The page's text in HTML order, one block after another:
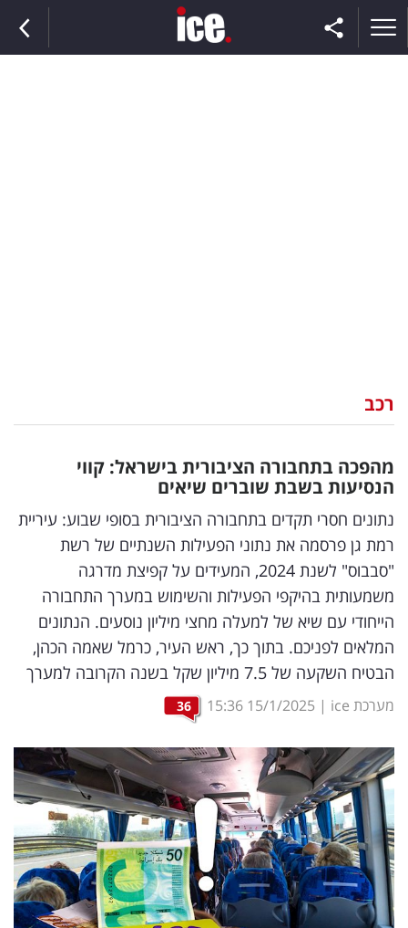
וצרכנות
דיגיטל
וטק
שיווק
ופרסום
משפט
מדדים
ומחקרים
דעות
רכילות
עסקית
קריפטו
ויראלי
רכב
מהפכה בתחבורה הציבורית בישראל: קווי
הנסיעות בשבת שוברים שיאים
נתונים חסרי תקדים בתחבורה הציבורית בסופי שבוע: עיריית
רמת גן פרסמה את נתוני הפעילות השנתיים של רשת
"סבבוס" לשנת 2024, המעידים על קפיצת מדרגה
משמעותית בהיקפי הפעילות והשימוש במערך התחבורה
הייחודי עם שיא של למעלה מחצי מיליון נוסעים. הנתונים
המלאים לפניכם. בתוך כך, ראש העיר, כרמל שאמה הכהן,
הבטיח השקעה של 7.5 מיליון שקל בשנה הקרובה למערך
מערכת ice |
15/1/2025
15:36
36